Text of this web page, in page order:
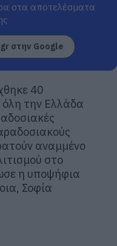
στα αποτελέσματα
στην Google
40
όλη την Ελλάδα
αναμμένο
στο
η υποψήφια
Σοφία